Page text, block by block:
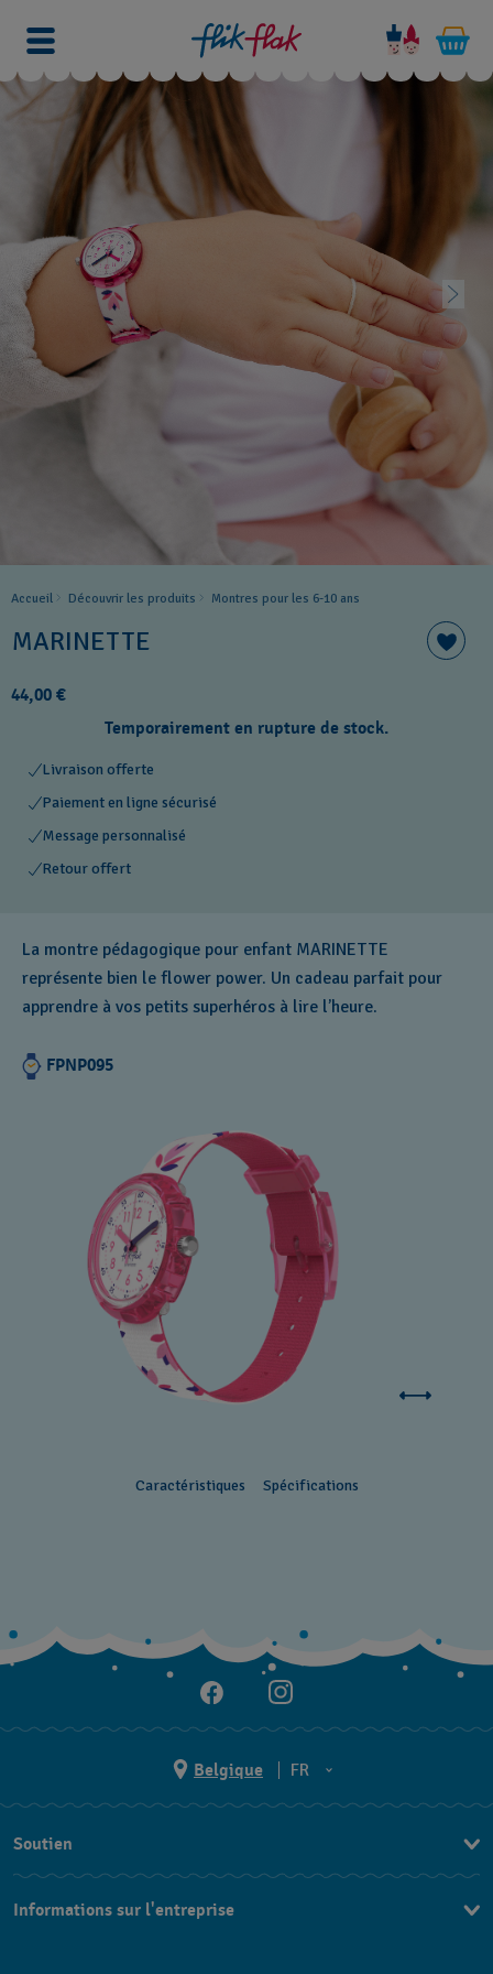
Accueil Découvrir les produits Montres pour les 6-10 ans
MARINETTE
44,00 €
Temporairement en rupture de stock.
Livraison offerte
Paiement en ligne sécurisé
Message personnalisé
Retour offert
La montre pédagogique pour enfant MARINETTE
représente bien le flower power. Un cadeau parfait pour
apprendre à vos petits superhéros à lire l’heure.
FPNP095
Caractéristiques Spécifications
Belgique
FR
NL
Soutien
Informations sur l'entreprise